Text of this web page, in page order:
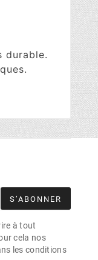
durable.
S’ABONNER
à tout
cela nos
les conditions